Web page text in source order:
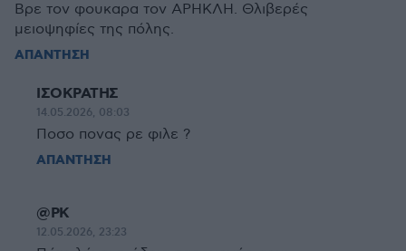
Βρε τον φουκαρα τον ΑΡΗΚΛΗ. Θλιβερές
μειοψηφίες της πόλης.
ΑΠΑΝΤΗΣΗ
ΙΣΟΚΡΑΤΗΣ
14.05.2026, 08:03
Ποσο πονας ρε φιλε ?
ΑΠΑΝΤΗΣΗ
@ΡΚ
12.05.2026, 23:23